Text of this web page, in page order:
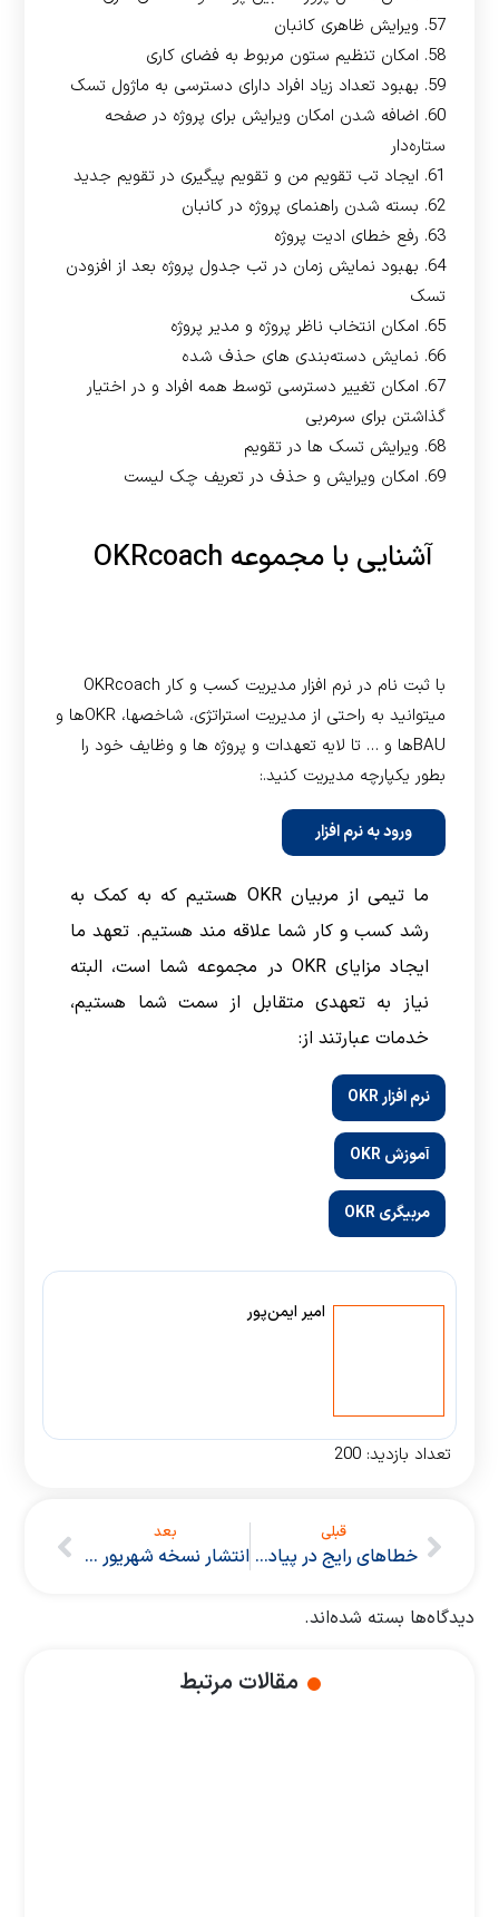
57. ویرایش ظاهری کانبان
58. امکان تنظیم ستون مربوط به فضای کاری
59. بهبود تعداد زیاد افراد دارای دسترسی به ماژول تسک
60. اضافه شدن امکان ویرایش برای پروژه در صفحه
ستاره‌دار
61. ایجاد تب تقویم من و تقویم پیگیری در تقویم جدید
62. بسته شدن راهنمای پروژه در کانبان
63. رفع خطای ادیت پروژه
64. بهبود نمایش زمان در تب جدول پروژه بعد از افزودن
تسک
65. امکان انتخاب ناظر پروژه و مدیر پروژه
66. نمایش دسته‌بندی های حذف شده
67. امکان تغییر دسترسی توسط همه افراد و در اختیار
گذاشتن برای سرمربی
68. ویرایش تسک ها در تقویم
69. امکان ویرایش و حذف در تعریف چک لیست
آشنایی با مجموعه OKRcoach
با ثبت نام در نرم افزار مدیریت کسب و کار OKRcoach
میتوانید به راحتی از مدیریت استراتژی، شاخصها، OKRها و
BAUها و … تا لایه تعهدات و پروژه ها و وظایف خود را
بطور یکپارچه مدیریت کنید.:
ورود به نرم افزار
ما تیمی از مربیان OKR هستیم که به کمک به
رشد کسب و کار شما علاقه مند هستیم. تعهد ما
ایجاد مزایای OKR در مجموعه شما است، البته
نیاز به تعهدی متقابل از سمت شما هستیم،
خدمات عبارتند از:
نرم افزار OKR
آموزش OKR
مربیگری OKR
امیر ایمن‌پور
تعداد بازدید: 200
قبلی
خطاهای رایج در پیاده سازی روش OKR
بعد
انتشار نسخه شهریور 1404 نرم افزار OKRcoach
دیدگاه‌ها بسته شده‌اند.
مقالات مرتبط